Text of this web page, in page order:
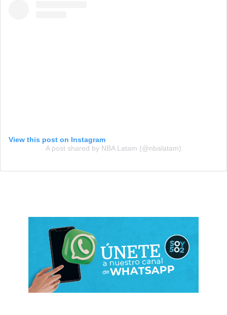
View this post on Instagram
A post shared by NBA Latam (@nbalatam)